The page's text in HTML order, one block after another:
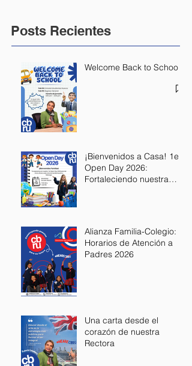
Posts Recientes
Welcome Back to School
¡Bienvenidos a Casa! 1er
Open Day 2026:
Fortaleciendo nuestra
Alianza Familia-Colegio:
Horarios de Atención a
Padres 2026
Una carta desde el
corazón de nuestra
Rectora